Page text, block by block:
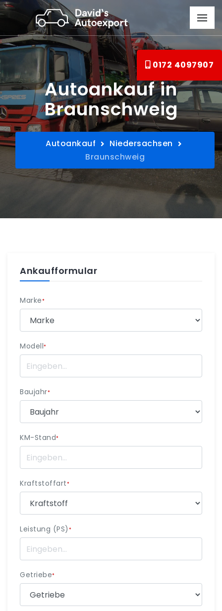
0172 4097907
Autoankauf in
Braunschweig
Autoankauf
Niedersachsen
Braunschweig
Ankaufformular
Marke*
Modell*
Baujahr*
KM-Stand*
Kraftstoffart*
Leistung (PS) *
Getriebe*